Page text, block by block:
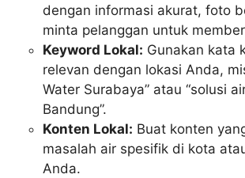
dengan informasi akurat, foto
minta pelanggan untuk
Keyword Lokal: Gunakan kata
relevan dengan lokasi Anda,
Water Surabaya” atau “solusi
Bandung”.
Konten Lokal: Buat konten
masalah air spesifik di kota
Anda.